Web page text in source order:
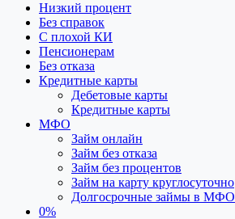
Низкий процент
Без справок
С плохой КИ
Пенсионерам
Без отказа
Кредитные карты
Дебетовые карты
Кредитные карты
МФО
Займ онлайн
Займ без отказа
Займ без процентов
Займ на карту круглосуточно
Долгосрочные займы в МФО
0%